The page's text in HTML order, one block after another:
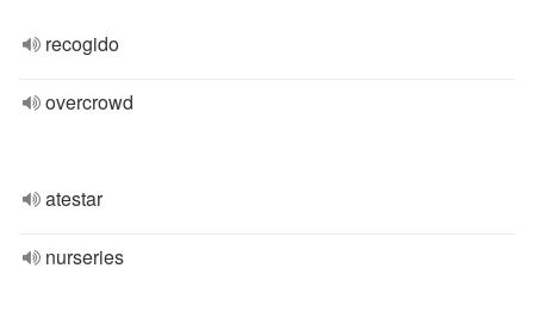
recogido
overcrowd
atestar
nurseries